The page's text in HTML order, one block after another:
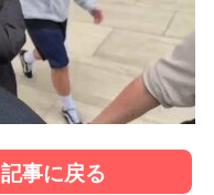
記事に戻る